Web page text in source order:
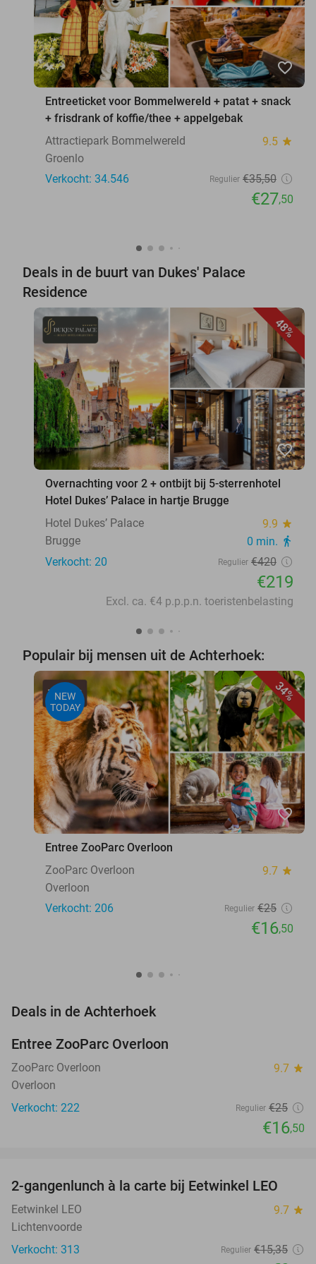
favorite_border
Entreeticket voor Bommelwereld + patat + snack
+ frisdrank of koffie/thee + appelgebak
Attractiepark Bommelwereld
9.5 star
Groenlo
Verkocht: 34.546
Regulier €35,50
€27,50
Deals in de buurt van Dukes' Palace
Residence
48%
favorite_border
Overnachting voor 2 + ontbijt bij 5-sterrenhotel
Hotel Dukes’ Palace in hartje Brugge
Hotel Dukes’ Palace
9.9 star
Brugge 0 min. directions_walk
Verkocht: 20 Regulier €420
€219
Excl. ca. €4 p.p.p.n. toeristenbelasting
Populair bij mensen uit de Achterhoek:
34%
NEW
TODAY
favorite_border
Entree ZooParc Overloon
ZooParc Overloon
9.7 star
Overloon
Verkocht: 206
Regulier €25
€16,50
Deals in de Achterhoek
TODAY
Entree ZooParc Overloon
ZooParc Overloon 9.7 star
Overloon
Verkocht: 222
Regulier €25
€16,50
35%
2-gangenlunch à la carte bij Eetwinkel LEO
Eetwinkel LEO 9.7 star
Lichtenvoorde
Verkocht: 313
Regulier €15,35